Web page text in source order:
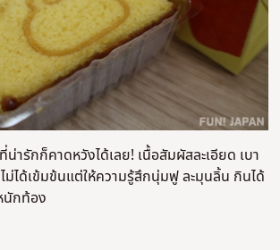
ารักก็คาดหวังได้เลย! เนื้อสัมผัสละเอียด เบา
ม่ได้เข้มข้นแต่ให้ความรู้สึกนุ่มฟู ละมุนลิ้น กินได้
นักท้อง